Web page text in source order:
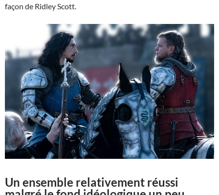
façon de Ridley Scott.
Un ensemble relativement réussi